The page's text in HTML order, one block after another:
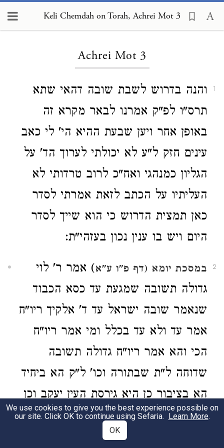
Keli Chemdah on Torah, Achrei Mot 3
Achrei Mot 3
1
והנה בדרוש לשבת שובה דהאי שתא
תרס"ו לפ"ק אמרנו לבאר מקרא זה
באופן אחר ויען שבעת ההיא הי' לי כאב
עינים חזק ל"ע לא יכולתי לערוך הד' על
הגליון כמנהגי ואח"כ לרוב טרדותי לא
העליתיו על הכתב לזאת אמרתי לסדר
כאן תמצית הדרוש כי הוא שייך לסדר
היום ויש בו ענין נכון בעזהי"ת:
2 במסכת יומא (דף פ"ו ע"א) אמר ר' לוי
גדולה תשובה שמגעת עד כסא הכבוד
שנאמר שובה ישראל עד ד' אלקיך ריו"ח
אמר עד ולא עד בכלל ומי אמר ריו"ח
הכי והא אמר ריו"ח גדולה תשובה
שדוחה ל"ת שבתורה וכו' ל"ק הא ביחיד
הא בציבור כן היא גירסת העין יעקב וכן
בפי' הר"ח ז"ל הנדמ"ח בש"ס ד' וילנא
והנה ד' הגמ' סתים וחתום מה זה ענין
We use cookies to give you the best experience possible on
our site. Click OK to continue using Sefaria. Learn More.
OK